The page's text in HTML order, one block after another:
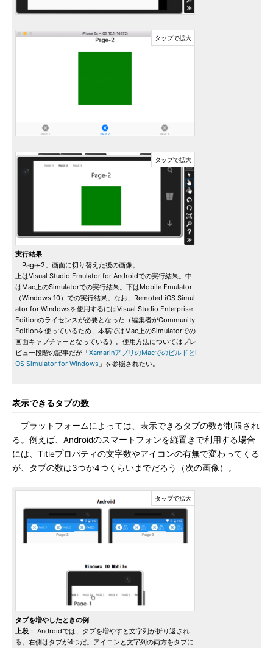
実行結果
「Page-2」画面に切り替えた後の画像。
上はVisual Studio Emulator for Androidでの実行結果。中
はMac上のSimulatorでの実行結果。下はMobile Emulator
（Windows 10）での実行結果。なお、Remoted iOS Simul
ator for Windowsを使用するにはVisual Studio Enterprise
Editionのライセンスが必要となった（編集者がCommunity
Editionを使っているため、本稿ではMac上のSimulatorでの
画面キャプチャーとなっている）。使用方法についてはプレ
ビュー段階の記事だが「XamarinアプリのMacでのビルドとi
OS Simulator for Windows 」を参照されたい。
表示できるタブの数
プラットフォームによっては、表示できるタブの数が制限され
る。例えば、Androidのスマートフォンを縦置きで利用する場合
には、Titleプロパティの文字数やアイコンの有無で変わってくる
が、タブの数は3つか4つくらいまでだろう（次の画像）。
タブを増やしたときの例
上段 ： Androidでは、タブを増やすと文字列が折り返され
る。右側はタブが4つだ。アイコンと文字列の両方をタブに